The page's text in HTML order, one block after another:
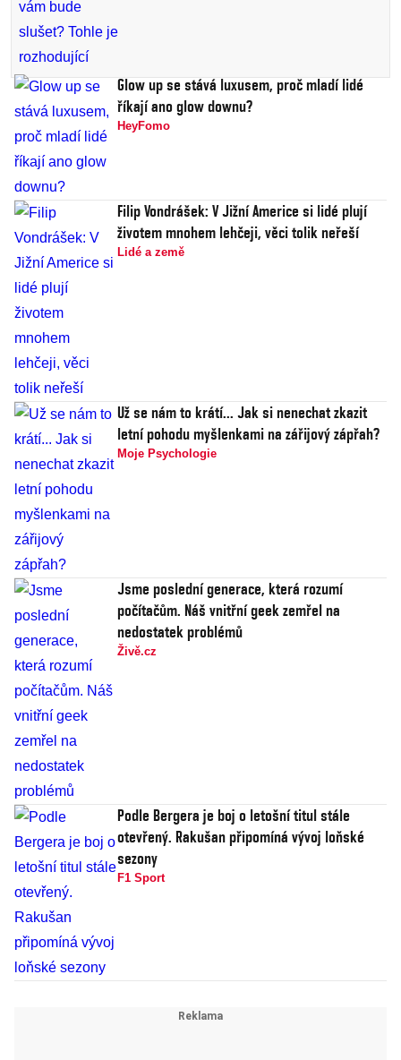
Glow up se stává luxusem, proč mladí lidé
říkají ano glow downu?
HeyFomo
Filip Vondrášek: V Jižní Americe si lidé plují
životem mnohem lehčeji, věci tolik neřeší
Lidé a země
Už se nám to krátí... Jak si nenechat zkazit
letní pohodu myšlenkami na zářijový zápřah?
Moje Psychologie
Jsme poslední generace, která rozumí
počítačům. Náš vnitřní geek zemřel na
nedostatek problémů
Živě.cz
Podle Bergera je boj o letošní titul stále
otevřený. Rakušan připomíná vývoj loňské
sezony
F1 Sport